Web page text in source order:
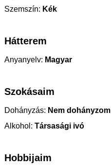
Szemszín: Kék
Hátterem
Anyanyelv: Magyar
Szokásaim
Dohányzás: Nem dohányzom
Alkohol: Társasági ivó
Hobbijaim